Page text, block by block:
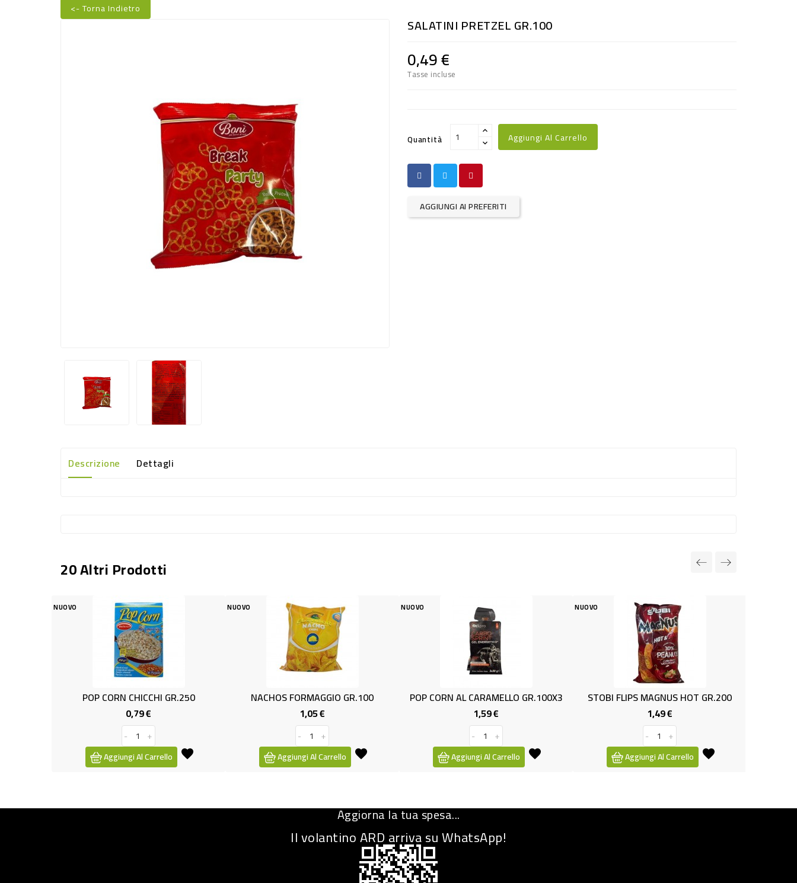
<- Torna Indietro
SALATINI PRETZEL GR.100
0,49 €
Tasse incluse
Quantità Aggiungi Al Carrello
AGGIUNGI AI PREFERITI
Descrizione Dettagli
20 Altri Prodotti
CHICCHI GR.250
NUOVO
NACHOS FORMAGGIO GR.100
Aggiungi Al Carrello
NUOVO
POP CORN AL CARAMELLO GR.100X3
Aggiungi Al Carrello
NUOVO
STOBI FLIPS MAGNUS HOT GR.200
Aggiungi Al Carrello
NUOVO
STOBI FLIPS MAGNUS GR.200
Aggiungi Al Carrello
Aggiorna la tua spesa...
Il volantino ARD arriva su WhatsApp!